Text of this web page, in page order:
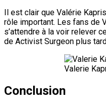
Il est clair que Valérie
rôle important. Les fans de
s’attendre à la voir relever
de Activist Surgeon plus
Valerie
Conclusion